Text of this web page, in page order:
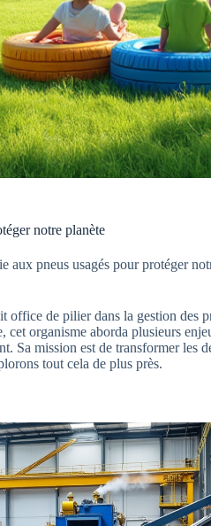
notre planète
aux pneus usagés pour protéger
de pilier dans la gestion des
cet organisme aborda plusieurs
Sa mission est de transformer les
tout cela de plus près.